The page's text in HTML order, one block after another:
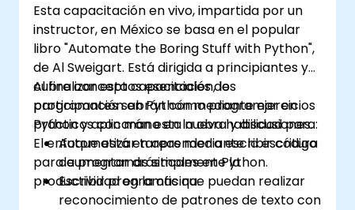
Esta capacitación en vivo, impartida por un
instructor, en México se basa en el popular
libro "Automate the Boring Stuff with Python",
de Al Sweigart. Está dirigida a principiantes y
cubre conceptos esenciales de
programación en Python mediante ejercicios
prácticos con mano en la obra y discusiones.
El enfoque está en aprender a escribir código
para aumentar drásticamente la
productividad en la oficina.
Al finalizar esta capacitación, los
participantes sabrán cómo programar en
Python y aplicarán esta nueva habilidad para:
Automatizar tareas mediante la escritura
de programas simples en Python.
Escribir programas que puedan realizar
reconocimiento de patrones de texto con